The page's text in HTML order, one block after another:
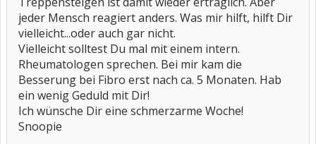
jeder Mensch reagiert anders. Was mir hilft, hilft Dir
vielleicht...oder auch gar nicht.
Vielleicht solltest Du mal mit einem intern.
Rheumatologen sprechen. Bei mir kam die
Besserung bei Fibro erst nach ca. 5 Monaten. Hab
ein wenig Geduld mit Dir!
Ich wünsche Dir eine schmerzarme Woche!
Snoopie